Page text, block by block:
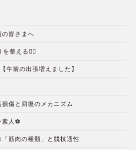
皆さまへ
整える💆‍♂️
午前の出張増えました】
傷と回復のメカニズム
人⚽️
筋肉の種類」と競技適性